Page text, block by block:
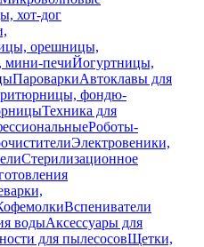
хот-дог
орешницы,
мини-печиЙогуртницы,
ПароваркиАвтоклавы для
фондю-
Техника для
Роботы-
Электровеники,
Стерилизационное
Вспениватели
водыАксессуары для
для пылесосовЩетки,